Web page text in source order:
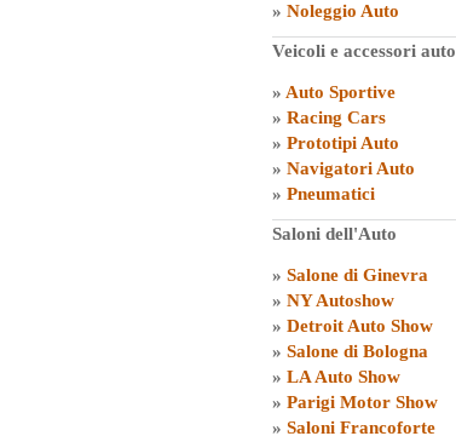
» Noleggio Auto
Veicoli e accessori auto
» Auto Sportive
» Racing Cars
» Prototipi Auto
» Navigatori Auto
» Pneumatici
Saloni dell'Auto
» Salone di Ginevra
» NY Autoshow
» Detroit Auto Show
» Salone di Bologna
» LA Auto Show
» Parigi Motor Show
» Saloni Francoforte